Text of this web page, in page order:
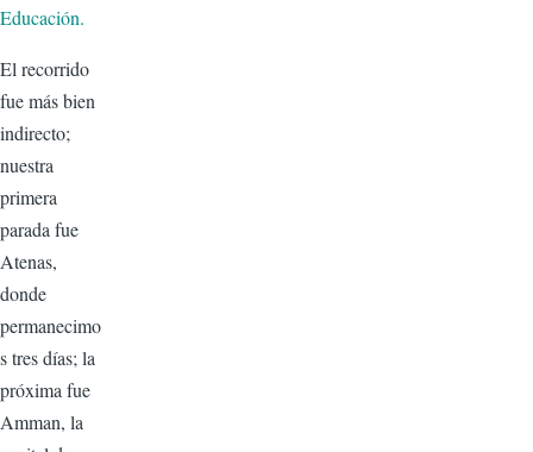
Educación.
El recorrido
fue más bien
indirecto;
nuestra
primera
parada fue
Atenas,
donde
permanecimo
s tres días; la
próxima fue
Amman, la